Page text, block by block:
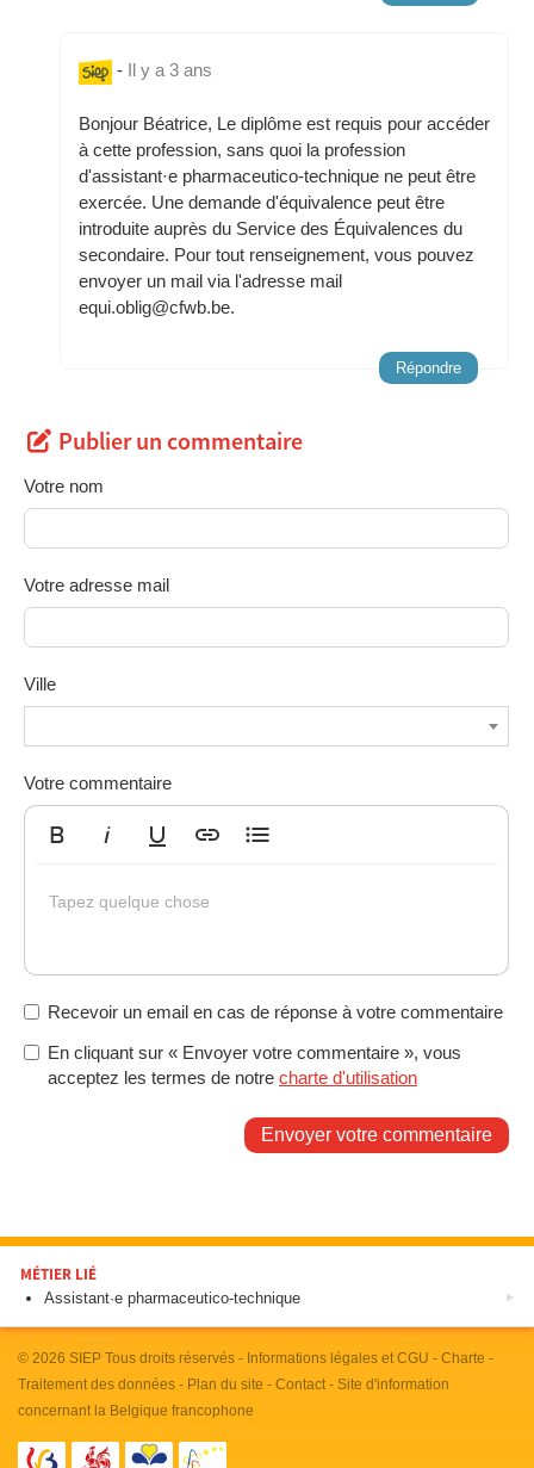
- Il y a 3 ans
Bonjour Béatrice, Le diplôme est requis pour accéder
à cette profession, sans quoi la profession
d'assistant·e pharmaceutico-technique ne peut être
exercée. Une demande d'équivalence peut être
introduite auprès du Service des Équivalences du
secondaire. Pour tout renseignement, vous pouvez
envoyer un mail via l'adresse mail
equi.oblig@cfwb.be.
Répondre
Publier un commentaire
Votre nom
Votre adresse mail
Ville
Votre commentaire
Tapez quelque chose
Recevoir un email en cas de réponse à votre commentaire
En cliquant sur « Envoyer votre commentaire », vous
acceptez les termes de notre charte d'utilisation
Envoyer votre commentaire
MÉTIER LIÉ
Assistant·e pharmaceutico-technique
© 2026 SIEP Tous droits réservés - Informations légales et CGU - Charte -
Traitement des données - Plan du site - Contact - Site d'information
concernant la Belgique francophone